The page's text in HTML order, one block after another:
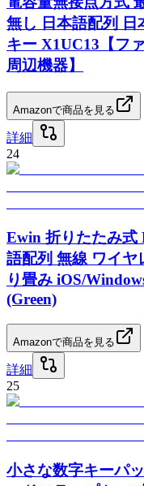
無し 日本語配列 日
キー X1UC13【フ
周辺機器】
Amazonで商品を見る
詳細
24
Ewin 折りたたみ式
語配列 無線 ワイヤ
り畳み iOS/
(Green)
Amazonで商品を見る
詳細
25
小さな数字キーパ